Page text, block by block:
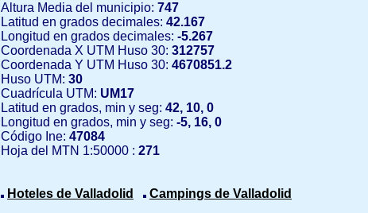
Altura Media del municipio: 747
Latitud en grados decimales: 42.167
Longitud en grados decimales: -5.267
Coordenada X UTM Huso 30: 312757
Coordenada Y UTM Huso 30: 4670851.2
Huso UTM: 30
Cuadrícula UTM: UM17
Latitud en grados, min y seg: 42, 10, 0
Longitud en grados, min y seg: -5, 16, 0
Código Ine: 47084
Hoja del MTN 1:50000 : 271
Hoteles de Valladolid Campings de Valladolid